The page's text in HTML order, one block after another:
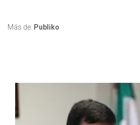
Más de: Publiko